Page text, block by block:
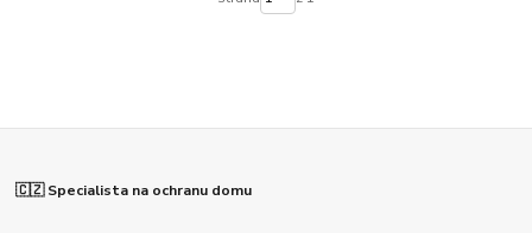
🇨🇿 Specialista na ochranu domu